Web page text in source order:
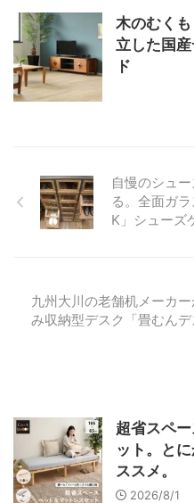
木のむく
立した国
ド
自慢のシュ
る。全面ガ
K」シューズ
九州大川の老舗机メーカ
み収納型デスク「畳むんデ
超省スペ
ット。と
ススメ。
2026/8/1